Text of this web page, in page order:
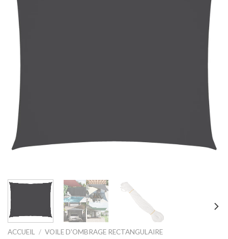
ACCUEIL / VOILE D'OMBRAGE RECTANGULAIRE